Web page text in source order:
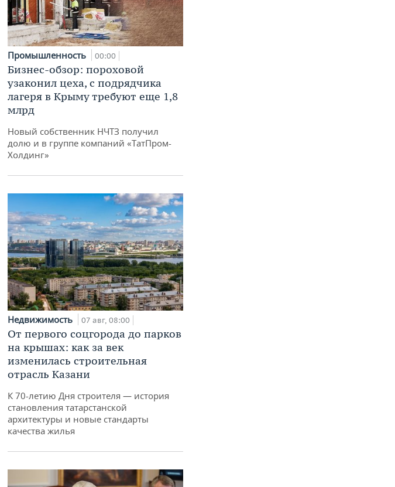
Промышленность 00:00
Бизнес-обзор: пороховой
узаконил цеха, с подрядчика
лагеря в Крыму требуют еще 1,8
млрд
Новый собственник НЧТЗ получил
долю и в группе компаний «ТатПром-
Холдинг»
Недвижимость 07 авг, 08:00
От первого соцгорода до парков
на крышах: как за век
изменилась строительная
отрасль Казани
К 70-летию Дня строителя — история
становления татарстанской
архитектуры и новые стандарты
качества жилья